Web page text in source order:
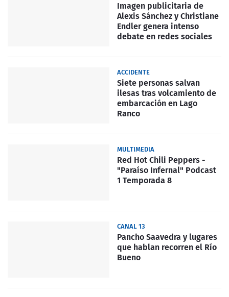
Imagen publicitaria de
Alexis Sánchez y Christiane
Endler genera intenso
debate en redes sociales
ACCIDENTE
Siete personas salvan
ilesas tras volcamiento de
embarcación en Lago
Ranco
MULTIMEDIA
Red Hot Chili Peppers -
"Paraíso Infernal" Podcast
1 Temporada 8
CANAL 13
Pancho Saavedra y lugares
que hablan recorren el Río
Bueno